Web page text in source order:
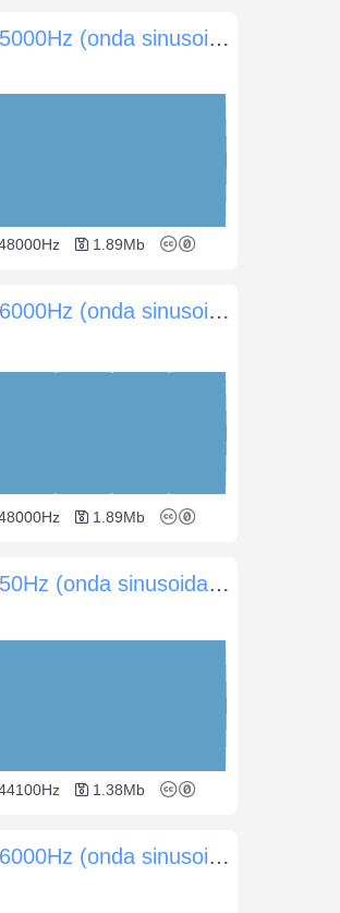
Tono de prueba 5000Hz (onda sinusoidal) -5dB (60 seg)
1.89Mb
Tono de prueba 6000Hz (onda sinusoidal) -5dB (60 seg)
1.89Mb
Tono de prueba 50Hz (onda sinusoidal) -5dB (60 seg)
1.38Mb
Tono de prueba 6000Hz (onda sinusoidal) -10dB (60 seg)